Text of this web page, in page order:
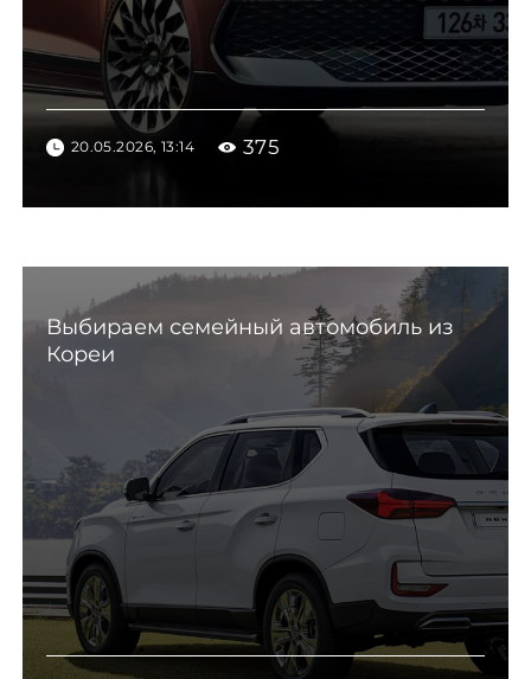
20.05.2026, 13:14 375
Выбираем семейный автомобиль из
Кореи